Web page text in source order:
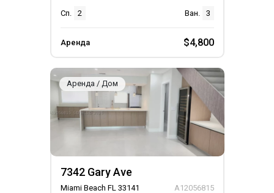
Сп.
2 Ван. 3
Аренда $4,800
Аренда / Дом
7342 Gary Ave
Miami Beach FL 33141
A12056815